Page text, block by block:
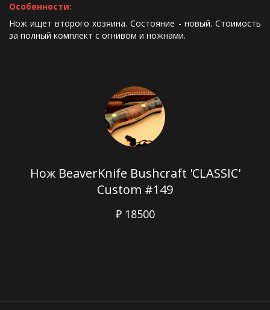
Особенности:
Нож ищет второго хозяина. Состояние - новый. Стоимость
за полный комплект с огнивом и ножнами.
Нож BeaverKnife Bushcraft 'CLASSIC'
Custom #149
₽ 18500